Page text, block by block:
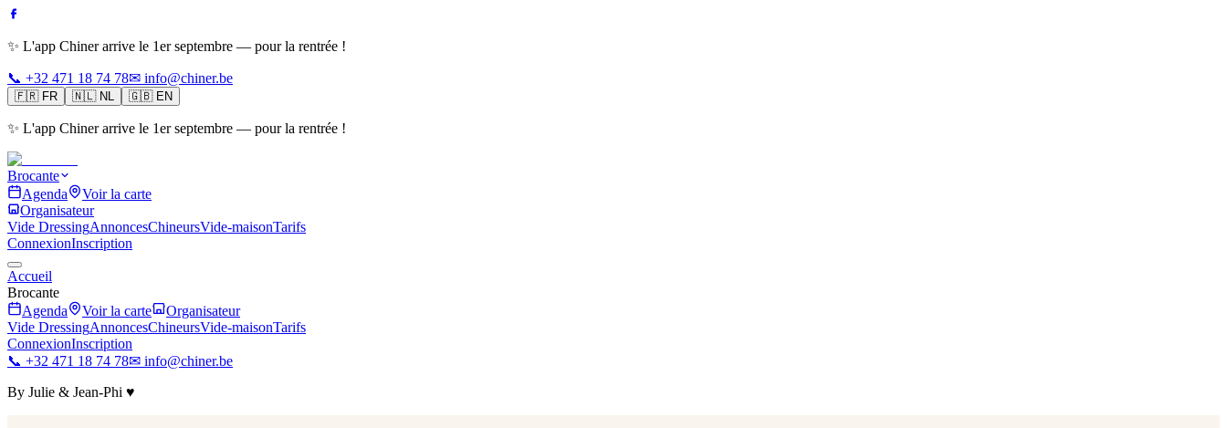
✨ L'app Chiner arrive le 1er septembre — pour la rentrée !
📞 +32 471 18 74 78✉ info@chiner.be
🇫🇷 FR 🇳🇱 NL 🇬🇧 EN
✨ L'app Chiner arrive le 1er septembre — pour la rentrée !
Brocante
Agenda
Voir la carte
Organisateur
Vide DressingAnnoncesChineursVide-maisonTarifs
ConnexionInscription
Accueil
Brocante
Agenda
Voir la carte
Organisateur
Vide DressingAnnoncesChineursVide-maisonTarifs
ConnexionInscription
📞 +32 471 18 74 78✉ info@chiner.be
By Julie & Jean-Phi ♥